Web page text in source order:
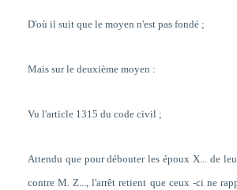
D'où il suit que le moyen n'est pas fondé ;
Mais sur le deuxième moyen :
Vu l'article 1315 du code civil ;
Attendu que pour débouter les époux X... de
contre M. Z..., l'arrêt retient que ceux -ci ne